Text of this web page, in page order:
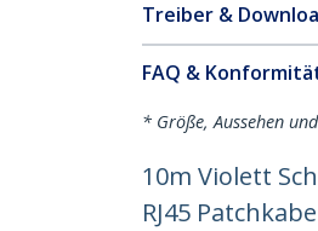
Treiber &
FAQ &
* Größe, Aussehen
10m Violett
RJ45